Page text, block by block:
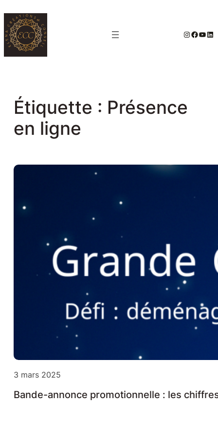
au
contenu
#
Étiquette : Présence
en ligne
3 mars 2025
Bande-annonce promotionnelle : les